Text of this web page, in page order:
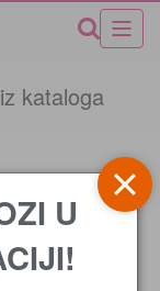
kataloga
U